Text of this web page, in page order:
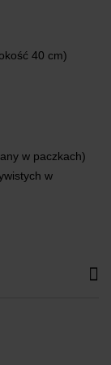
40 cm)
w paczkach)
w